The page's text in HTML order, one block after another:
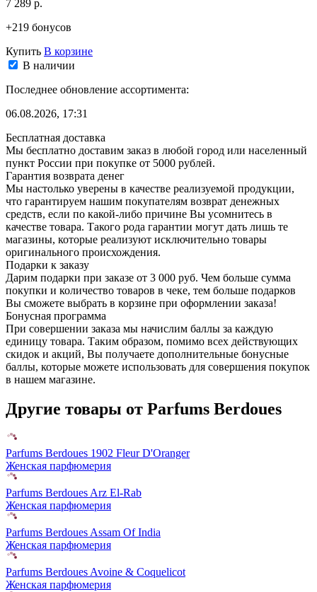
7 289 р.
+219 бонусов
Купить В корзине
В наличии
Последнее обновление ассортимента:
06.08.2026, 17:31
Бесплатная доставка
Мы бесплатно доставим заказ в любой город или населенный
пункт России при покупке от 5000 рублей.
Гарантия возврата денег
Мы настолько уверены в качестве реализуемой продукции,
что гарантируем нашим покупателям возврат денежных
средств, если по какой-либо причине Вы усомнитесь в
качестве товара. Такого рода гарантии могут дать лишь те
магазины, которые реализуют исключительно товары
оригинального происхождения.
Подарки к заказу
Дарим подарки при заказе от 3 000 руб. Чем больше сумма
покупки и количество товаров в чеке, тем больше подарков
Вы сможете выбрать в корзине при оформлении заказа!
Бонусная программа
При совершении заказа мы начислим баллы за каждую
единицу товара. Таким образом, помимо всех действующих
скидок и акций, Вы получаете дополнительные бонусные
баллы, которые можете использовать для совершения покупок
в нашем магазине.
Другие товары от Parfums Berdoues
Parfums Berdoues 1902 Fleur D'Oranger
Женская парфюмерия
Parfums Berdoues Arz El-Rab
Женская парфюмерия
Parfums Berdoues Assam Of India
Женская парфюмерия
Parfums Berdoues Avoine & Coquelicot
Женская парфюмерия